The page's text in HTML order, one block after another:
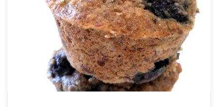
Jeśli szukasz sposobu na włączenie większej ilości nasion konopi
do diety, ze względu na ich naturalne korzyści zdrowotne –
koniecznie musisz spróbować tego przepisu. Nasiona konopi –
pochodzą z rośliny cannabis sativa (konopia siewna) i uważane są
za doskonałe źródło […]